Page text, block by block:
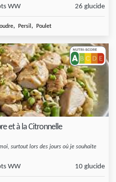
WW 26 glucide
, Persil , Poulet
et à la Citronnelle
surtout lors des jours où je souhaite
WW 10 glucide